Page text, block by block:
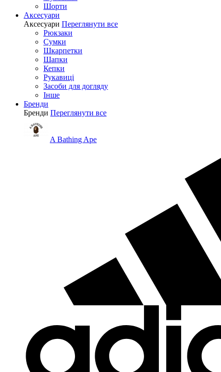
Шорти
Аксесуари
Аксесуари Переглянути все
Рюкзаки
Сумки
Шкарпетки
Шапки
Кепки
Рукавиці
Засоби для догляду
Інше
Бренди
Бренди Переглянути все
A Bathing Ape